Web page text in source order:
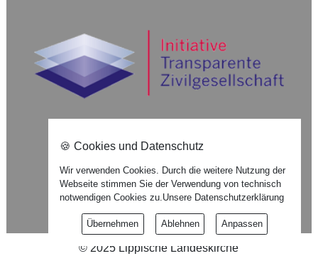
Impressum
Datenschutzerklärung
© 2025 Lippische Landeskirche
🍪 Cookies und Datenschutz
Wir verwenden Cookies. Durch die weitere Nutzung der
Webseite stimmen Sie der Verwendung von technisch
notwendigen Cookies zu. Unsere Datenschutzerklärung
Übernehmen Ablehnen Anpassen